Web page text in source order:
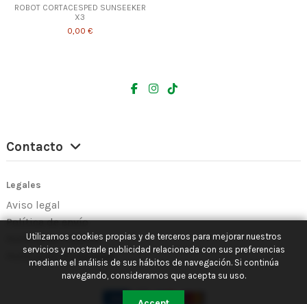
ROBOT CORTACESPED SUNSEEKER
X3
0,00 €
Contacto
Legales
Aviso legal
Política de envío
Política de Cookies
Política de Privacidad
Utilizamos cookies propias y de terceros para mejorar nuestros
servicios y mostrarle publicidad relacionada con sus preferencias
mediante el análisis de sus hábitos de navegación. Si continúa
navegando, consideramos que acepta su uso.